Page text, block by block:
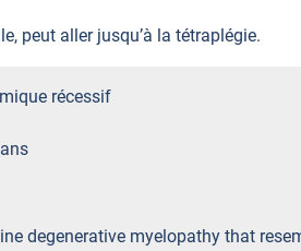
peut aller jusqu’à la tétraplégie.
récessif
degenerative myelopathy that